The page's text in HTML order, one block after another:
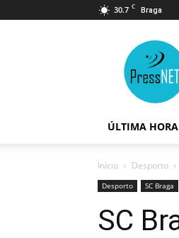
30.7 C Braga
ÚLTIMA HORA
Início Desporto
Desporto SC Braga
SC